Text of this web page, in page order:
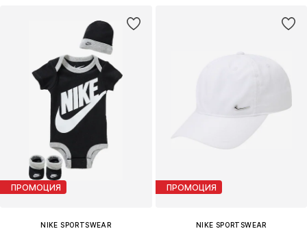
ПРОМОЦИЯ
NIKE SPORTSWEAR
ПРОМОЦИЯ
NIKE SPORTSWEAR